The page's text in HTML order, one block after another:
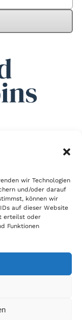
wir Technologien
und/oder darauf
können wir
auf dieser Website
erteilst oder
Funktionen
wir sind wie
Händlerbund
|Datenschutz|Cookie